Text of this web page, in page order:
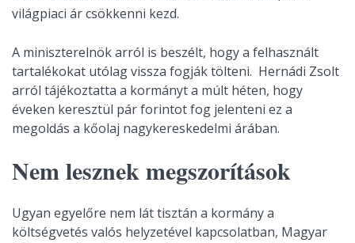
világpiaci ár csökkenni kezd.
A miniszterelnök arról is beszélt, hogy a felhasznált
tartalékokat utólag vissza fogják tölteni. Hernádi Zsolt
arról tájékoztatta a kormányt a múlt héten, hogy
éveken keresztül pár forintot fog jelenteni ez a
megoldás a kőolaj nagykereskedelmi árában.
Nem lesznek megszorítások
Ugyan egyelőre nem lát tisztán a kormány a
költségvetés valós helyzetével kapcsolatban, Magyar